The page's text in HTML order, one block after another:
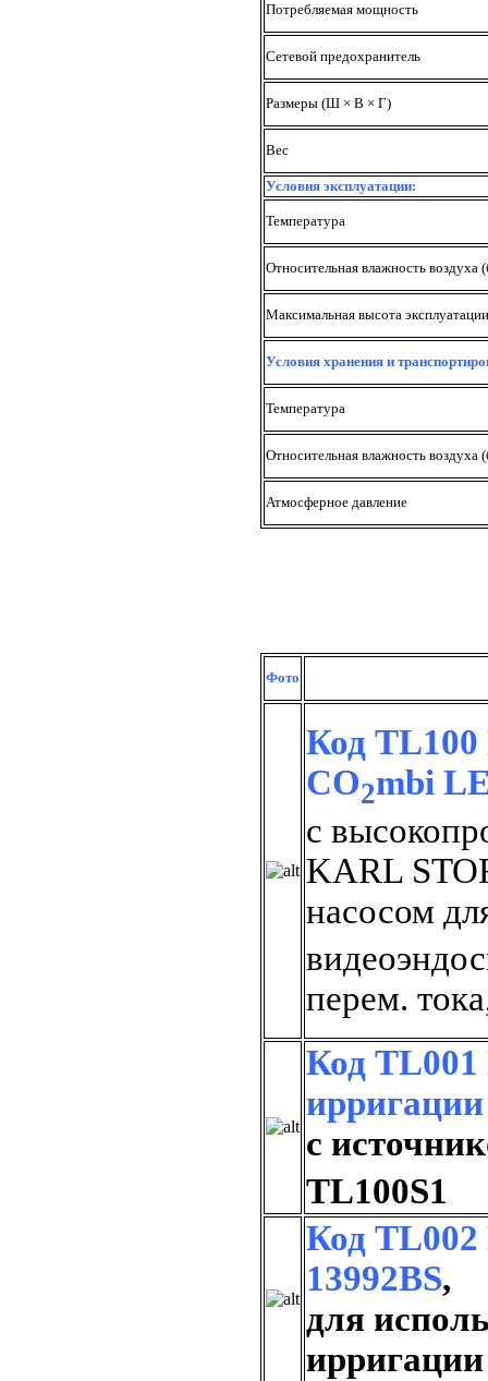
Потребляемая мощность
Сетевой предохранитель
Размеры (Ш × В × Г)
Вес
Условия эксплуатации:
Температура
Относительная влажность воздуха
Максимальная высота эксплуатации
Условия хранения и
Температура
Относительная влажность воздуха
Атмосферное давление
Фото
Код TL100
CO2mbi
с
KARL
насосом
перем.
Код
ирригации
с
TL100S1
Код
13992BS,
для